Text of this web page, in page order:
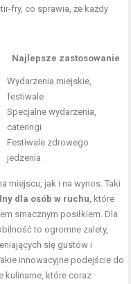
fry, co sprawia, że każdy
Najlepsze zastosowanie
Wydarzenia miejskie,
festiwale
Specjalne wydarzenia,
cateringi
Festiwale zdrowego
jedzenia
miejscu, jak i na wynos. Taki
dla osób w ruchu , które
smacznym posiłkiem. Dla
to ogromne zalety,
się gustów i
innowacyjne podejście do
kulinarne, które coraz